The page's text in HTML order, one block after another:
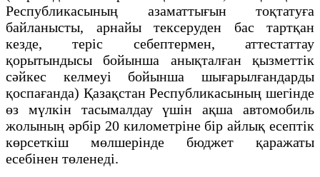
Республикасының азаматтығын тоқтатуға
байланысты, арнайы тексеруден бас тартқан
кезде, теріс себептермен, аттестаттау
қорытындысы бойынша анықталған қызметтік
сəйкес келмеуі бойынша шығарылғандарды
қоспағанда) Қазақстан Республикасының шегінде
өз мүлкін тасымалдау үшін ақша автомобиль
жолының әрбір 20 километріне бір айлық есептік
көрсеткіш мөлшерінде бюджет қаражаты
есебінен төленеді.